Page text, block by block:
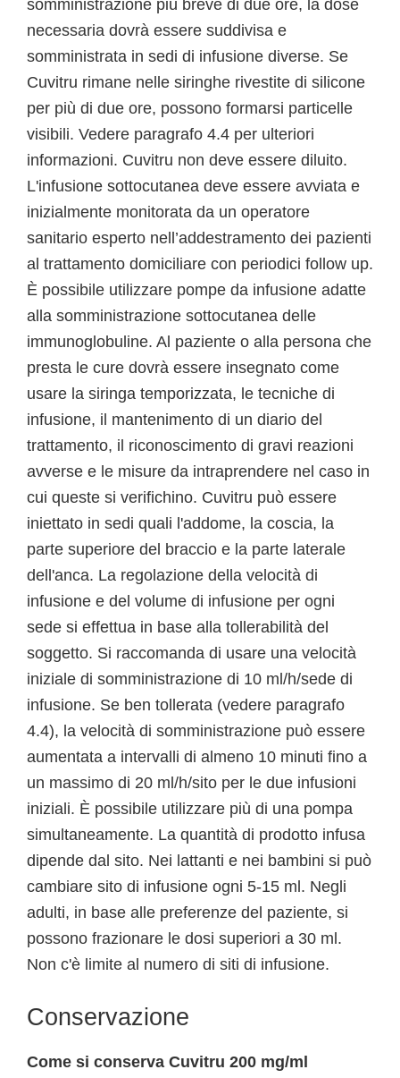
somministrazione più breve di due ore, la dose
necessaria dovrà essere suddivisa e
somministrata in sedi di infusione diverse. Se
Cuvitru rimane nelle siringhe rivestite di silicone
per più di due ore, possono formarsi particelle
visibili. Vedere paragrafo 4.4 per ulteriori
informazioni. Cuvitru non deve essere diluito.
L'infusione sottocutanea deve essere avviata e
inizialmente monitorata da un operatore
sanitario esperto nell’addestramento dei pazienti
al trattamento domiciliare con periodici follow up.
È possibile utilizzare pompe da infusione adatte
alla somministrazione sottocutanea delle
immunoglobuline. Al paziente o alla persona che
presta le cure dovrà essere insegnato come
usare la siringa temporizzata, le tecniche di
infusione, il mantenimento di un diario del
trattamento, il riconoscimento di gravi reazioni
avverse e le misure da intraprendere nel caso in
cui queste si verifichino. Cuvitru può essere
iniettato in sedi quali l'addome, la coscia, la
parte superiore del braccio e la parte laterale
dell'anca. La regolazione della velocità di
infusione e del volume di infusione per ogni
sede si effettua in base alla tollerabilità del
soggetto. Si raccomanda di usare una velocità
iniziale di somministrazione di 10 ml/h/sede di
infusione. Se ben tollerata (vedere paragrafo
4.4), la velocità di somministrazione può essere
aumentata a intervalli di almeno 10 minuti fino a
un massimo di 20 ml/h/sito per le due infusioni
iniziali. È possibile utilizzare più di una pompa
simultaneamente. La quantità di prodotto infusa
dipende dal sito. Nei lattanti e nei bambini si può
cambiare sito di infusione ogni 5-15 ml. Negli
adulti, in base alle preferenze del paziente, si
possono frazionare le dosi superiori a 30 ml.
Non c'è limite al numero di siti di infusione.
Conservazione
Come si conserva Cuvitru 200 mg/ml